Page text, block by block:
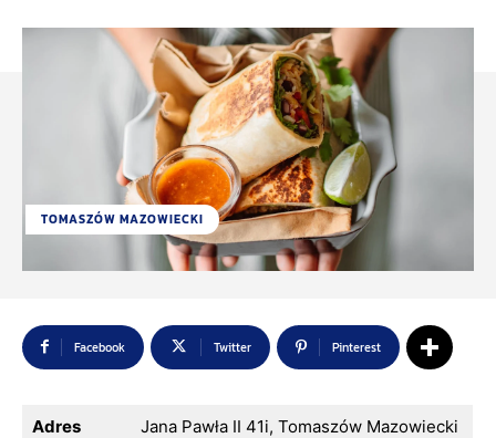
TOMASZÓW MAZOWIECKI
Facebook Twitter Pinterest
Adres Jana Pawła II 41i, Tomaszów Mazowiecki